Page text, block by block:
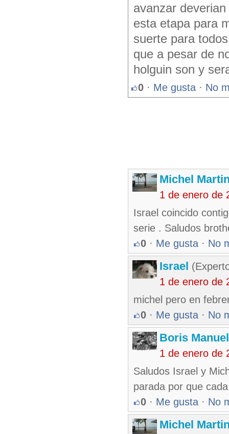
avanzar
esta etapa para
suerte para
que a pesar de
holguin son y
0 · Me gusta · No
Michel
1 de enero de
Israel coincido
serie . Saludos
0 · Me gusta · No
Israel
1 de enero de
michel pero en
0 · Me gusta · No
Boris
1 de enero de
Saludos Israel y
parada por que
0 · Me gusta · No
Michel